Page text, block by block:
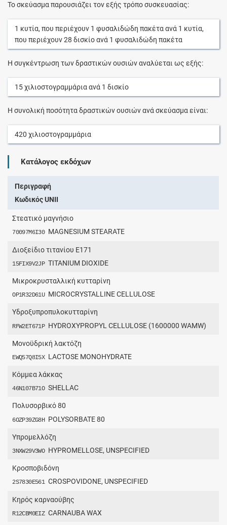
Το σκεύασμα παρουσιάζει τον εξής τρόπο συσκευασίας:
1 κυτία, που περιέχουν 1 φυσαλιδώδη πακέταανά 1 κυτία,
που περιέχουν28 δισκίοανά 1 φυσαλιδώδη πακέτα
Η συγκέντρωση των δραστικών ουσιών αναλύεται ως εξής:
15χιλιοστογραμμάριαανά 1 δισκίο
Η συνολική ποσότητα δραστικών ουσιών ανά σκεύασμα είναι:
420 χιλιοστογραμμάρια
Κατάλογος εκδόχων
Περιγραφή
Κωδικός UNII
Στεατικό μαγνήσιο
70097M6I30 MAGNESIUM STEARATE
Διοξείδιο τιτανίου E171
15FIX9V2JP TITANIUM DIOXIDE
Μικροκρυσταλλική κυτταρίνη
OP1R32D61U MICROCRYSTALLINE CELLULOSE
Υδροξυπροπυλοκυτταρίνη
RFW2ET671P HYDROXYPROPYL CELLULOSE (1600000 WAMW)
Μονοϋδρική λακτόζη
EWQ57Q8I5X LACTOSE MONOHYDRATE
Κόμμεα λάκκας
46N107B71O SHELLAC
Πολυσορβικό 80
6OZP39ZG8H POLYSORBATE 80
Υπρομελλόζη
3NXW29V3WO HYPROMELLOSE, UNSPECIFIED
Κροσποβιδόνη
2S7830E561 CROSPOVIDONE, UNSPECIFIED
Κηρός καρναούβης
R12CBM0EIZ CARNAUBA WAX